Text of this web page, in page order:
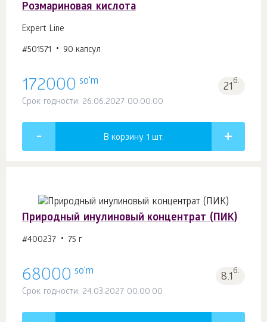
Розмариновая кислота
Expert Line
#501571 90 капсул
172000 so'm 21б.
Срок годности: 26.06.2027 00:00:00
В корзину 1 шт.
Природный инулиновый концентрат (ПИК)
#400237 75 г
68000 so'm 8.1б.
Срок годности: 24.03.2027 00:00:00